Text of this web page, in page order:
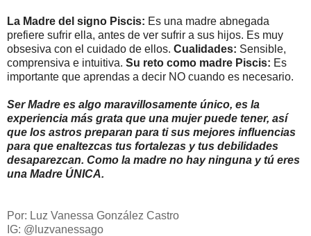
La Madre del signo Piscis: Es una madre abnegada
prefiere sufrir ella, antes de ver sufrir a sus hijos. Es muy
obsesiva con el cuidado de ellos. Cualidades: Sensible,
comprensiva e intuitiva. Su reto como madre Piscis: Es
importante que aprendas a decir NO cuando es necesario.
Ser Madre es algo maravillosamente único, es la
experiencia más grata que una mujer puede tener, así
que los astros preparan para ti sus mejores influencias
para que enaltezcas tus fortalezas y tus debilidades
desaparezcan. Como la madre no hay ninguna y tú eres
una Madre ÚNICA.
Por: Luz Vanessa González Castro
IG: @luzvanessago